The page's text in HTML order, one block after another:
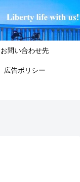
お問い合わせ先
広告ポリシー